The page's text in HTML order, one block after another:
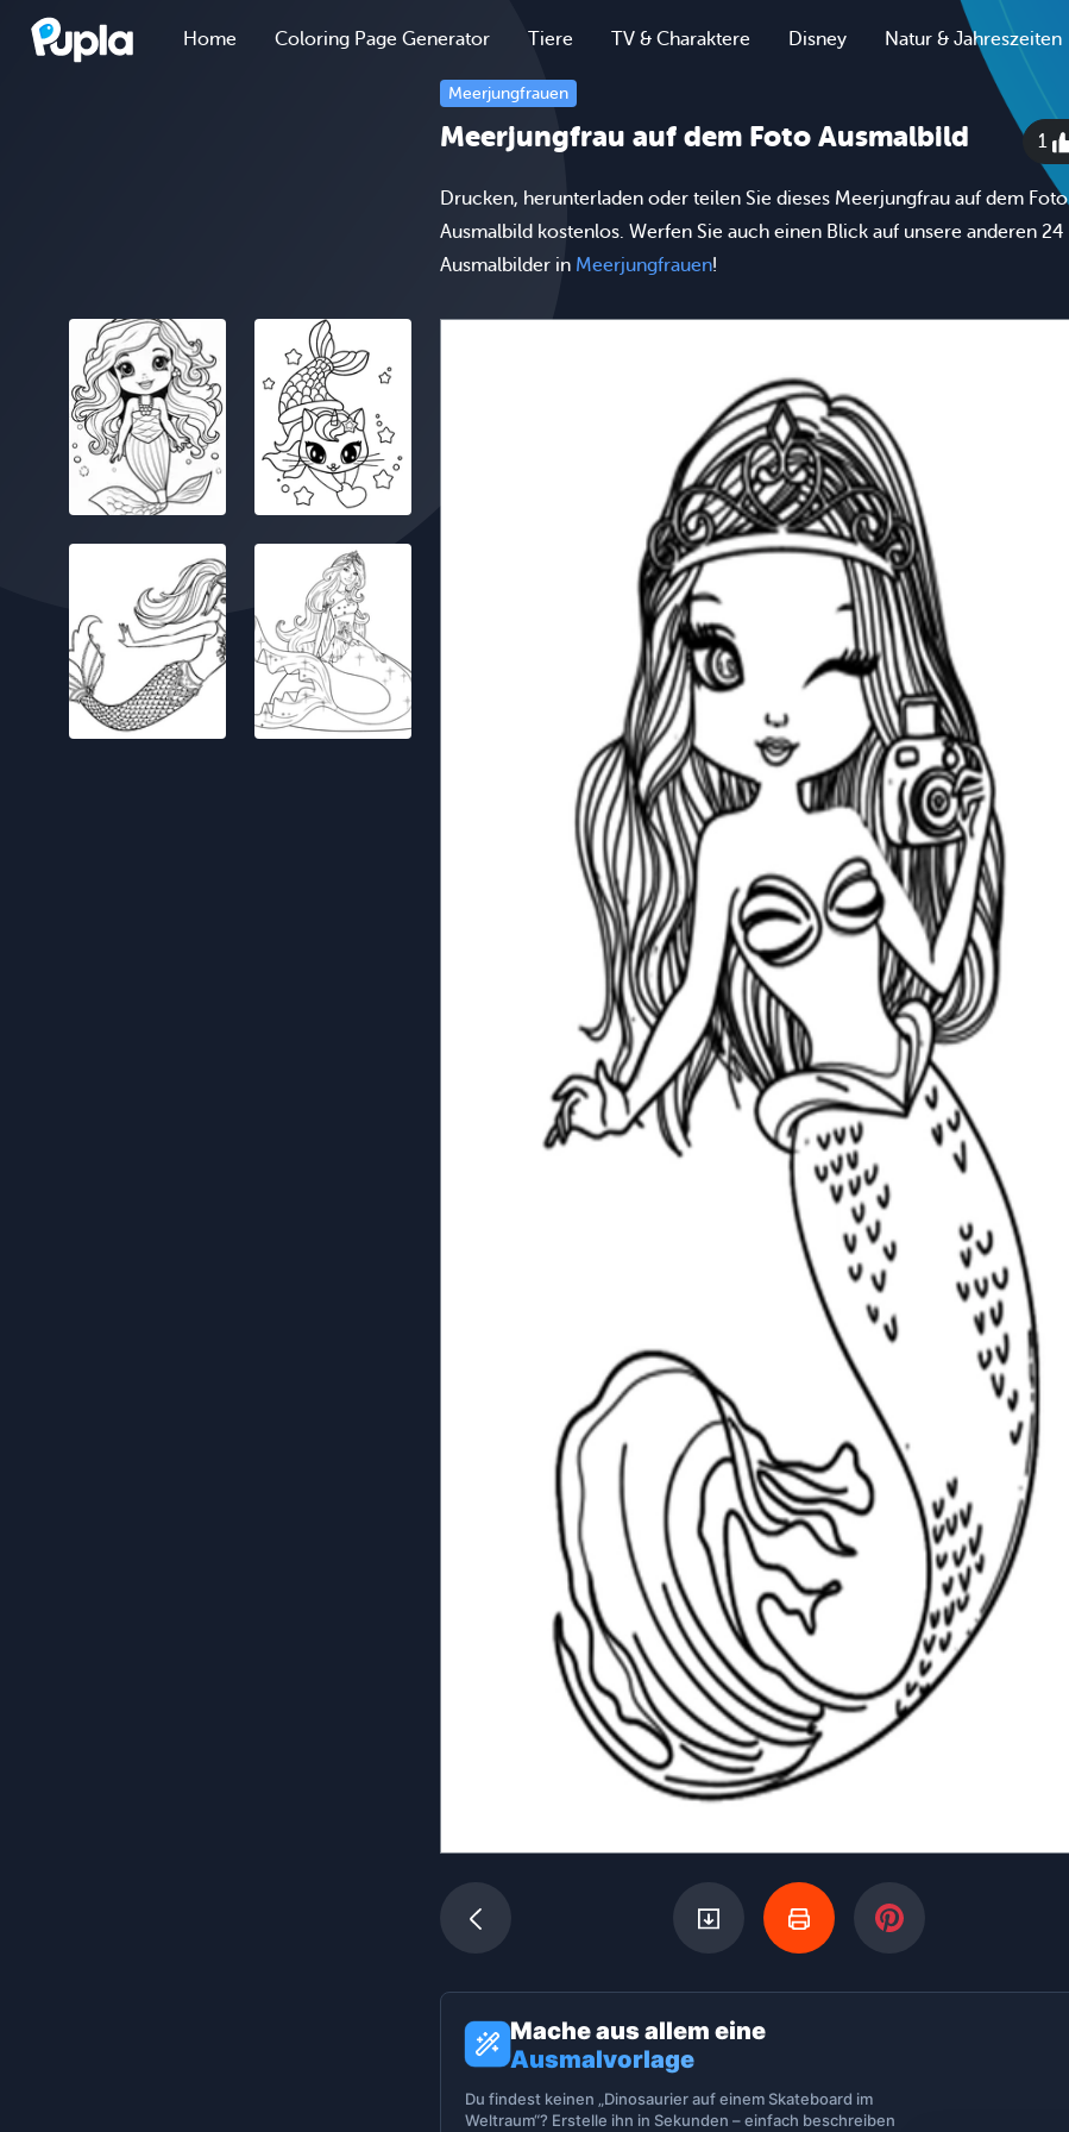
Home Coloring Page Generator Tiere TV & Charaktere Disney Natur & Jahreszeiten
Meerjungfrauen
Meerjungfrau auf dem Foto Ausmalbild 1
Drucken, herunterladen oder teilen Sie dieses Meerjungfrau auf dem Foto
Ausmalbild kostenlos. Werfen Sie auch einen Blick auf unsere anderen 24
Ausmalbilder in Meerjungfrauen!
Mache aus allem eine
Ausmalvorlage
Du findest keinen „Dinosaurier auf einem Skateboard im
Weltraum“? Erstelle ihn in Sekunden – einfach beschreiben